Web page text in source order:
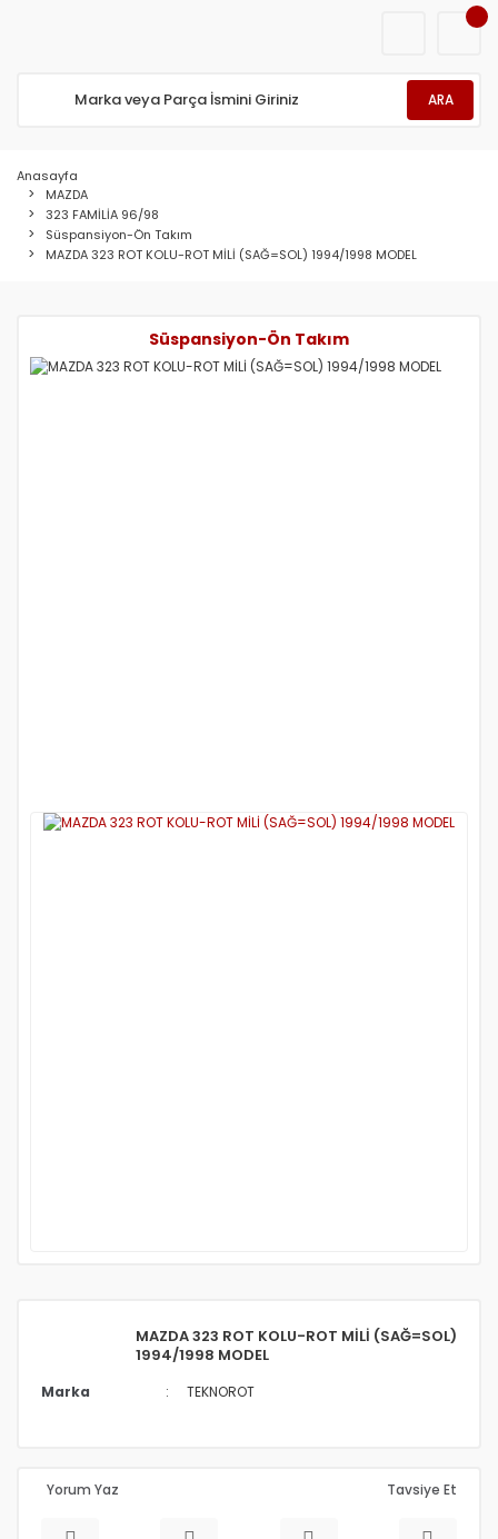
ARA
Anasayfa
MAZDA
323 FAMİLİA 96/98
Süspansiyon-Ön Takım
MAZDA 323 ROT KOLU-ROT MİLİ (SAĞ=SOL) 1994/1998 MODEL
Süspansiyon-Ön Takım
MAZDA 323 ROT KOLU-ROT MİLİ (SAĞ=SOL)
1994/1998 MODEL
Marka TEKNOROT
Yorum Yaz Tavsiye Et